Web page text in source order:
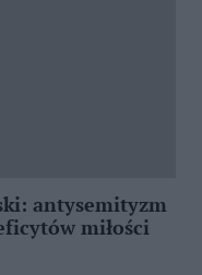
antysemityzm
miłości